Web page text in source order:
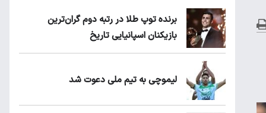
برنده توپ طلا در رتبه دوم گران‌ترین
بازیکنان اسپانیایی تاریخ
لیموچی به تیم ملی دعوت شد